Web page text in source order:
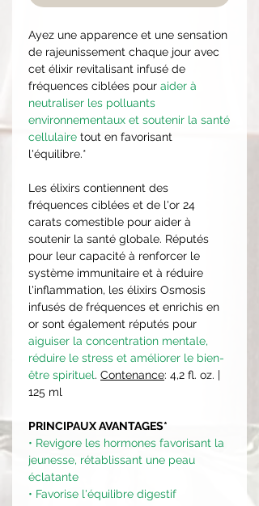
Ayez une apparence et une sensation
de rajeunissement chaque jour avec
cet élixir revitalisant infusé de
fréquences ciblées pour aider à
neutraliser les polluants
environnementaux et soutenir la santé
cellulaire tout en favorisant
l'équilibre.*
Les élixirs contiennent des
fréquences ciblées et de l'or 24
carats comestible pour aider à
soutenir la santé globale. Réputés
pour leur capacité à renforcer le
système immunitaire et à réduire
l'inflammation, les élixirs Osmosis
infusés de fréquences et enrichis en
or sont également réputés pour
aiguiser la concentration mentale,
réduire le stress et améliorer le bien-
être spirituel. Contenance: 4,2 fl. oz. |
125 ml
PRINCIPAUX AVANTAGES*
• Revigore les hormones favorisant la
jeunesse, rétablissant une peau
éclatante
• Favorise l'équilibre digestif